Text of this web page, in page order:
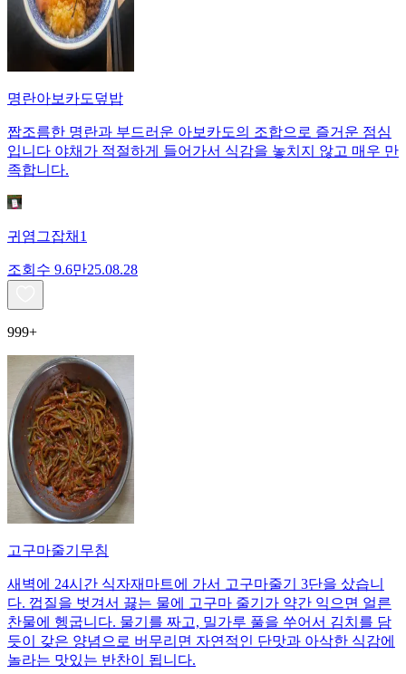
명란아보카도덮밥
짭조름한 명란과 부드러운 아보카도의 조합으로 즐거운 점심
입니다 야채가 적절하게 들어가서 식감을 놓치지 않고 매우 만
족합니다.
귀염그잡채1
조회수 9.6만25.08.28
999+
고구마줄기무침
새벽에 24시간 식자재마트에 가서 고구마줄기 3단을 샀습니
다. 껍질을 벗겨서 끓는 물에 고구마 줄기가 약간 익으면 얼른
찬물에 헹굽니다. 물기를 짜고, 밀가루 풀을 쑤어서 김치를 담
듯이 갖은 양념으로 버무리면 자연적인 단맛과 아삭한 식감에
놀라는 맛있는 반찬이 됩니다.